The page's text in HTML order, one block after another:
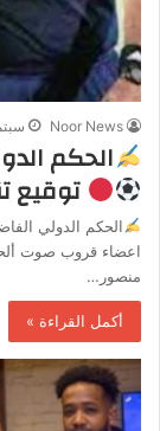
Noor News سبتمبر
الحكم
توقيع
الحكم الدولي
اعضاء قروب صوت
منصور…
أكمل القراءة »